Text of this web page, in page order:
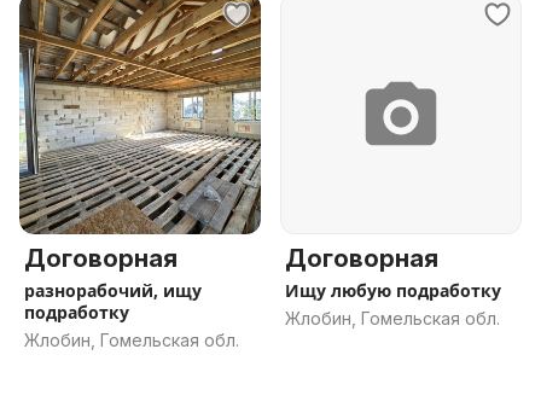
Договорная
разнорабочий, ищу
подработку
Жлобин, Гомельская обл.
Договорная
Ищу любую подработку
Жлобин, Гомельская обл.